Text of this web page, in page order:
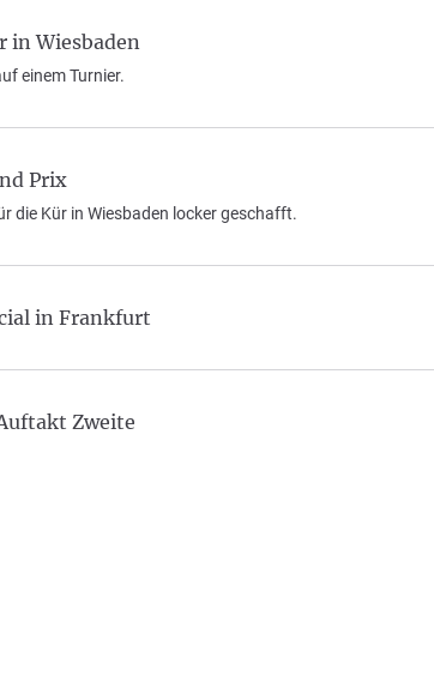
in Wiesbaden
einem Turnier.
Prix
die Kür in Wiesbaden locker geschafft.
in Frankfurt
Zweite